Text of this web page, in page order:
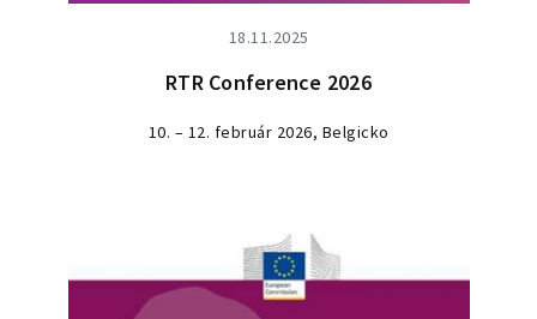
18.11.2025
RTR Conference 2026
10. – 12. február 2026, Belgicko